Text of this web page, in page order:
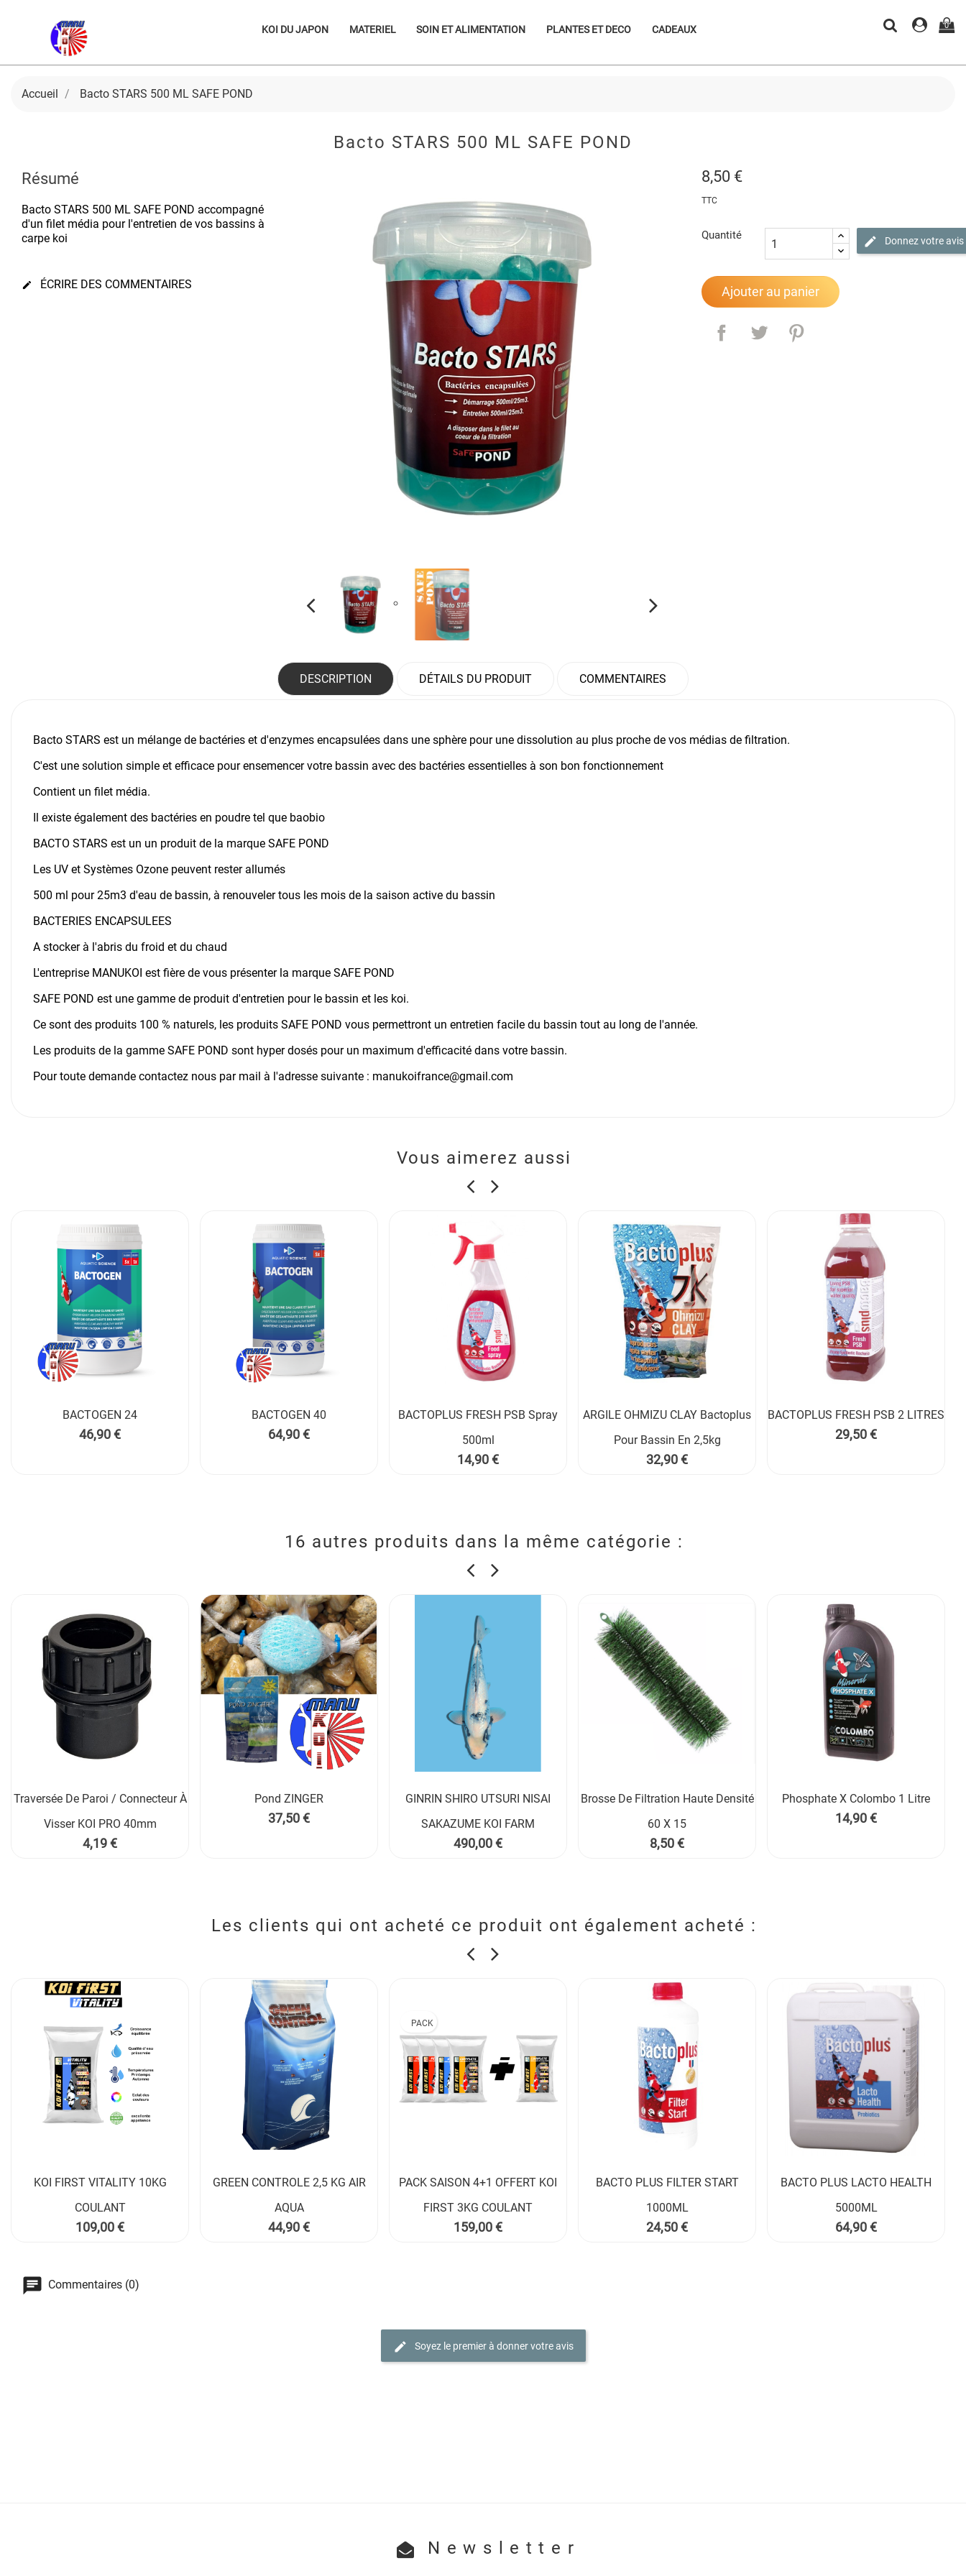
KOI DU JAPON MATERIEL SOIN ET ALIMENTATION PLANTES ET DECO CADEAUX 0
Accueil Bacto STARS 500 ML SAFE POND
Résumé
Bacto STARS 500 ML SAFE POND accompagné
d'un filet média pour l'entretien de vos bassins à
carpe koi
 ÉCRIRE DES COMMENTAIRES
Bacto STARS 500 ML SAFE POND
8,50 €
TTC
Quantité
Ajouter au panier
Donnez votre avis
DESCRIPTION DÉTAILS DU PRODUIT COMMENTAIRES
Bacto STARS est un mélange de bactéries et d'enzymes encapsulées dans une sphère pour une dissolution au plus proche de vos médias de filtration.
C'est une solution simple et efficace pour ensemencer votre bassin avec des bactéries essentielles à son bon fonctionnement
Contient un filet média.
Il existe également des bactéries en poudre tel que baobio
BACTO STARS est un un produit de la marque SAFE POND
Les UV et Systèmes Ozone peuvent rester allumés
500 ml pour 25m3 d'eau de bassin, à renouveler tous les mois de la saison active du bassin
BACTERIES ENCAPSULEES
A stocker à l'abris du froid et du chaud
L'entreprise MANUKOI est fière de vous présenter la marque SAFE POND
SAFE POND est une gamme de produit d'entretien pour le bassin et les koi.
Ce sont des produits 100 % naturels, les produits SAFE POND vous permettront un entretien facile du bassin tout au long de l'année.
Les produits de la gamme SAFE POND sont hyper dosés pour un maximum d'efficacité dans votre bassin.
Pour toute demande contactez nous par mail à l'adresse suivante : manukoifrance@gmail.com
Vous aimerez aussi
BACTOGEN 24
Prix
46,90 €
BACTOGEN 40
Prix
64,90 €
BACTOPLUS FRESH PSB Spray
500ml
Prix
14,90 €
ARGILE OHMIZU CLAY Bactoplus
Pour Bassin En 2,5kg
Prix
32,90 €

BACTOPLUS FRESH PSB 2 LITRES
Prix
29,50 €
16 autres produits dans la même catégorie :
Traversée De Paroi / Connecteur À
Visser KOI PRO 40mm
Prix
4,19 €

Pond ZINGER
Prix
37,50 €
GINRIN SHIRO UTSURI NISAI
SAKAZUME KOI FARM
Prix
490,00 €

Brosse De Filtration Haute Densité
60 X 15
Prix
8,50 €
Phosphate X Colombo 1 Litre
Prix
14,90 €
Les clients qui ont acheté ce produit ont également acheté :
KOI FIRST VITALITY 10KG
COULANT
Prix
109,00 €

GREEN CONTROLE 2,5 KG AIR
AQUA
Prix
44,90 €
PACK
PACK SAISON 4+1 OFFERT KOI
FIRST 3KG COULANT
Prix
159,00 €

BACTO PLUS FILTER START
1000ML
Prix
24,50 €
BACTO PLUS LACTO HEALTH
5000ML
Prix
64,90 €
Commentaires (0)
Soyez le premier à donner votre avis
Newsletter